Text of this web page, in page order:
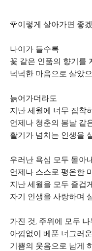
🌹이렇게 살아가면 좋
나이가 들수록
꽃 같은 인품의 향기를
넉넉한 마음으로 살았
늙어가더라도
지난 세월에 너무 집착
언제나 청춘의 봄날 같
활기가 넘치는 인생을
우러난 욕심 모두 몰아
언제나 스스로 평온한
지난 세월을 모두 즐겁
자기 인생을 사랑하며
가진 것, 주위에 모두 나
아낌없이 베푼 너그러
기쁨의 웃음으로 남게